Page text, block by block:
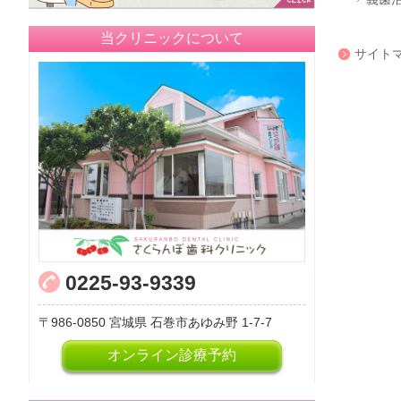
サイト
当クリニックについて
0225-93-9339
986-0850 宮城県 石巻市あゆみ野 1-7-7
オンライン診療予約